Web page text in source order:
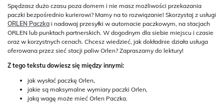
Spędzasz dużo czasu poza domem i nie masz możliwości przekazania
paczki bezpośrednio kurierowi? Mamy na to rozwiązanie! Skorzystaj z usługi
ORLEN Paczka i nadawaj przesyłki w automacie paczkowym, na stacjach
ORLEN lub punktach partnerskich. W dogodnym dla siebie miejscu i czasie
oraz w korzystnych cenach. Chcesz wiedzieć, jak dokładnie działa usługa
oferowana przez sieć stacji paliw Orlen? Zapraszamy do lektury!
Z tego tekstu dowiesz się między innymi:
jak wysłać paczkę Orlen,
jakie są maksymalne wymiary paczki Orlen,
jaką wagę może mieć Orlen Paczka.